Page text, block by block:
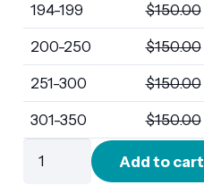
194-199 $150.00
200-250 $150.00
251-300 $150.00
301-350 $150.00
0071
Add to cart